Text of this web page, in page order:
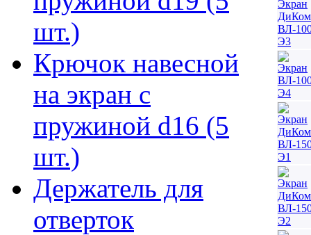
шт.)
Крючок навесной
на экран с
пружиной d16 (5
шт.)
Держатель для
отверток